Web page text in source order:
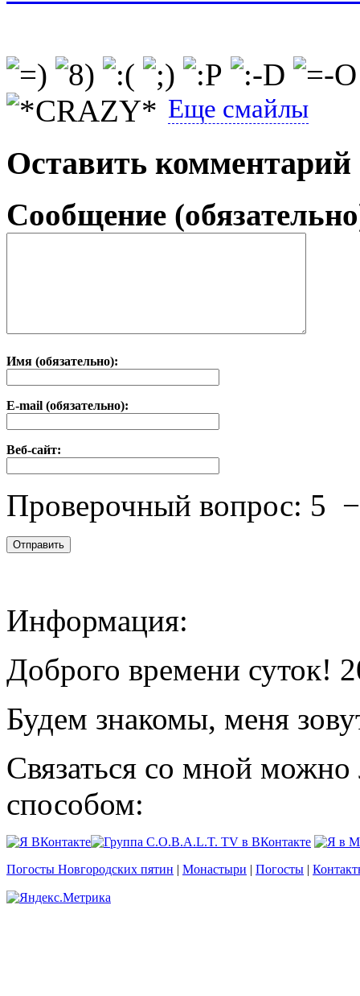
Еще смайлы
Оставить комментарий
Сообщение
Имя (обязательно):
E-mail (обязательно):
Веб-сайт:
Проверочный вопрос: 5
Информация:
Доброго времени суток!
Будем знакомы, меня
Связаться со мной
способом:
Погосты Новгородских пятин | Монастыри | Погосты |